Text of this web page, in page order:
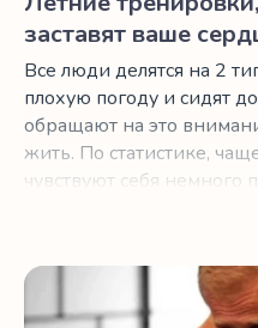
заставят ваше
Все люди делятся на 2
плохую погоду и сидят
обращают на это
жить. По статистике,
чувствуют себя
только порадоваться за
Как победить себя и